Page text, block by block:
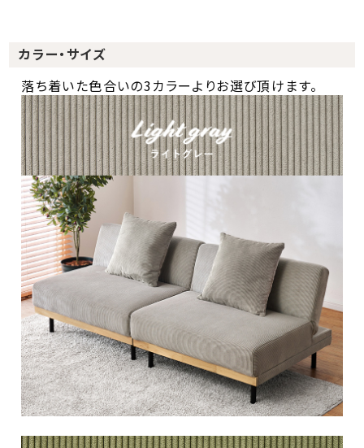
カラー・サイズ
落ち着いた色合いの3カラーよりお選び頂けます。